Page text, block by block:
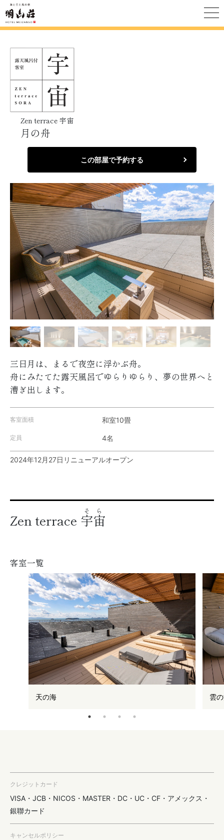
Zen terrace 宇宙
月の舟
この部屋で予約する
三日月は、まるで夜空に浮かぶ舟。
舟にみたてた露天風呂でゆらりゆらり、夢の世界へと
漕ぎ出します。
客室面積 和室10畳
定員 4名
2024年12月27日リニューアルオープン
Zen terrace 宇宙
そら
客室一覧
天の海 雲
クレジットカード
VISA・JCB・NICOS・MASTER・DC・UC・CF・アメックス・
銀聯カード
キャンセルポリシー